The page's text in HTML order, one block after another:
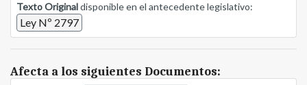
Texto Originaldisponible en el antecedente legislativo:
Ley Nº 2797
Afecta a los siguientes Documentos: